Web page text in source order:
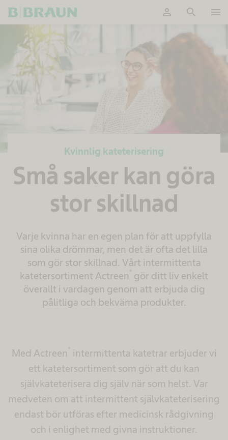
person search menu
Kvinnlig kateterisering
Små saker kan göra
stor skillnad
Varje kvinna har en egen plan för att uppfylla
sina olika drömmar, men det är ofta det lilla
som gör stor skillnad. Vårt intermittenta
katetersortiment Actreen gör ditt liv enkelt
överallt i vardagen genom att erbjuda dig
pålitliga och bekväma produkter.
Med Actreen
intermittenta katetrar erbjuder vi
ett katetersortiment som gör att du kan
självkateterisera dig själv när som helst. Var
medveten om att intermittent självkateterisering
endast bör utföras efter medicinsk rådgivning
och i enlighet med givna instruktioner.